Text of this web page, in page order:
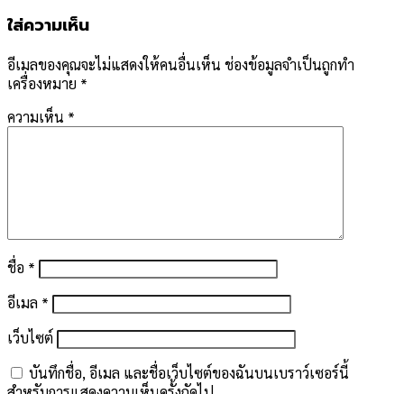
ใส่ความเห็น
อีเมลของคุณจะไม่แสดงให้คนอื่นเห็น ช่องข้อมูลจำเป็นถูกทำ
เครื่องหมาย *
ความเห็น *
ชื่อ *
อีเมล *
เว็บไซต์
บันทึกชื่อ, อีเมล และชื่อเว็บไซต์ของฉันบนเบราว์เซอร์นี้